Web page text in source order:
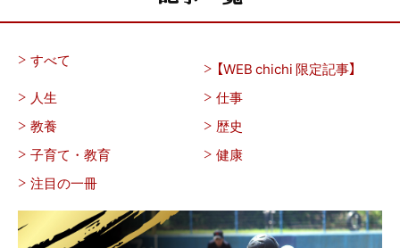
すべて
【WEB chichi 限定記事】
人生
仕事
教養
歴史
子育て・教育
健康
注目の一冊